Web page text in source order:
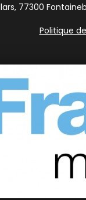
77300
Politique